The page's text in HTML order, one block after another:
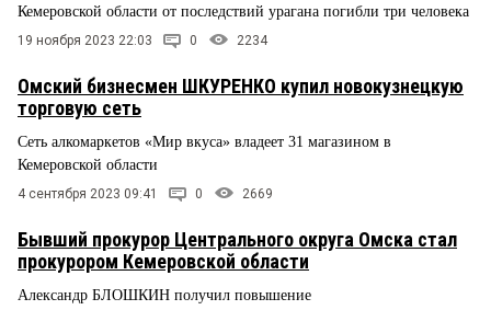
Кемеровской области от последствий урагана погибли три человека
19 ноября 2023 22:03 0 2234
Омский бизнесмен ШКУРЕНКО купил новокузнецкую
торговую сеть
Сеть алкомаркетов «Мир вкуса» владеет 31 магазином в
Кемеровской области
4 сентября 2023 09:41 0 2669
Бывший прокурор Центрального округа Омска стал
прокурором Кемеровской области
Александр БЛОШКИН получил повышение